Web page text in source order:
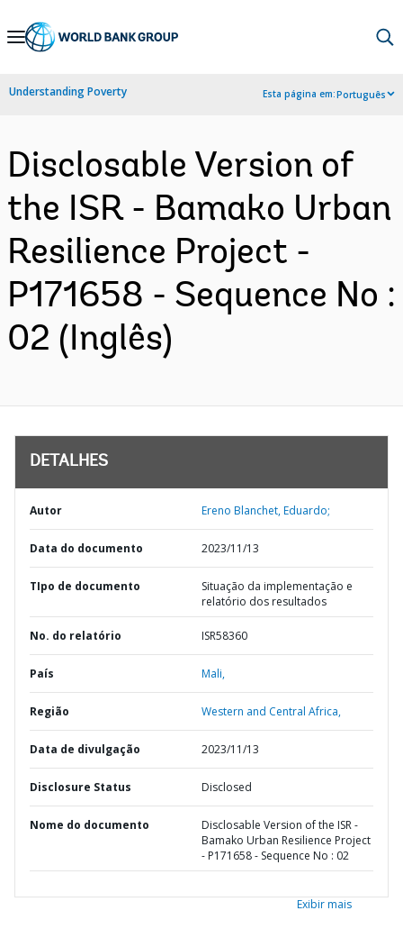
Skip
Navigation
Understanding Poverty Esta página em:Português
Disclosable Version of
the ISR - Bamako Urban
Resilience Project -
P171658 - Sequence No :
02 (Inglês)
DETALHES
Autor Ereno Blanchet, Eduardo;
Data do documento 2023/11/13
TIpo de documento
Situação da implementação e
relatório dos resultados
No. do relatório ISR58360
País Mali,
Região Western and Central Africa,
Data de divulgação 2023/11/13
Disclosure Status Disclosed
Nome do documento
Disclosable Version of the ISR -
Bamako Urban Resilience Project
- P171658 - Sequence No : 02
Exibir mais